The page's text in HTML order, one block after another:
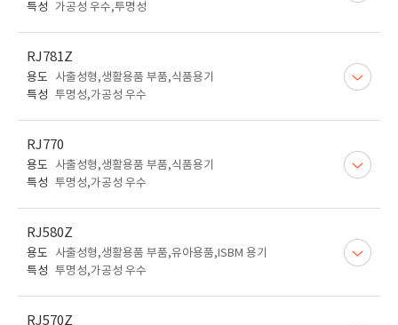
특성 가공성 우수,투명성
RJ781Z
용도
사출성형,생활용품 부품,식품용기
특성 투명성,가공성 우수
RJ770
용도
사출성형,생활용품 부품,식품용기
특성 투명성,가공성 우수
RJ580Z
용도
사출성형,생활용품 부품,유아용품,ISBM 용기
특성 투명성,가공성 우수
RJ570Z